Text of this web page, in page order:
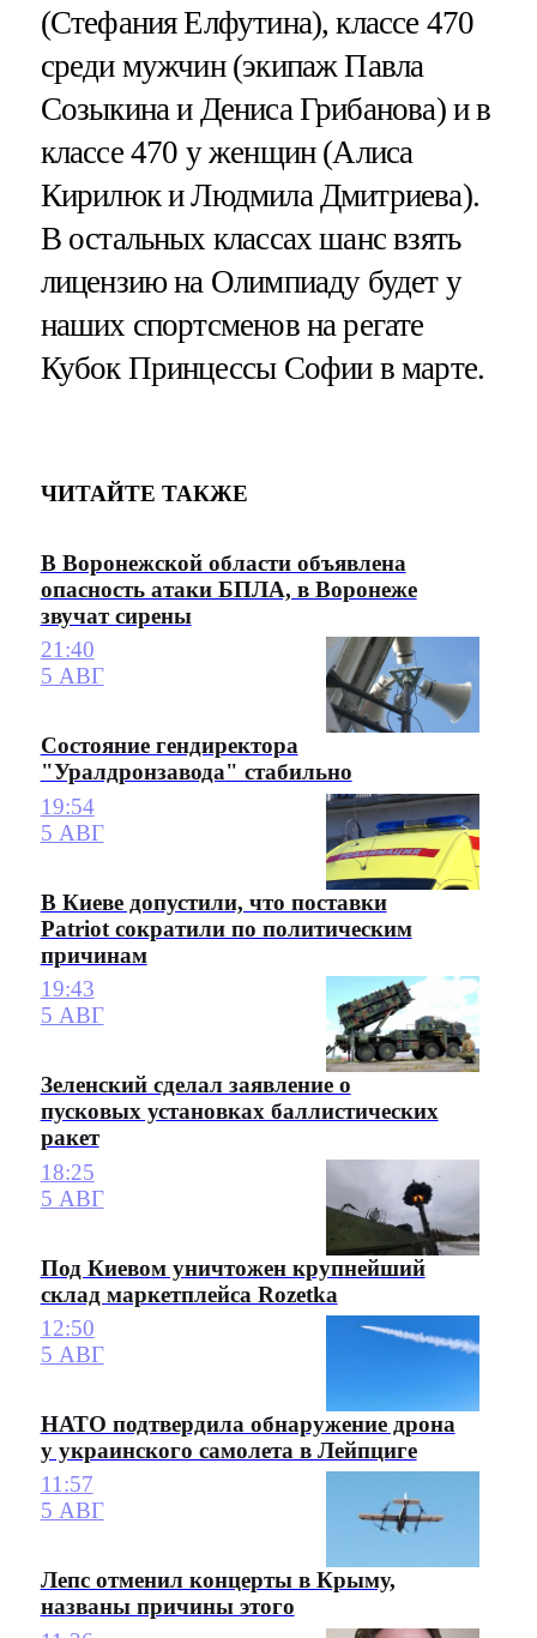
(Стефания Елфутина), классе 470
среди мужчин (экипаж Павла
Созыкина и Дениса Грибанова) и в
классе 470 у женщин (Алиса
Кирилюк и Людмила Дмитриева).
В остальных классах шанс взять
лицензию на Олимпиаду будет у
наших спортсменов на регате
Кубок Принцессы Софии в марте.
ЧИТАЙТЕ ТАКЖЕ
В Воронежской области объявлена
опасность атаки БПЛА, в Воронеже
звучат сирены
21:40
5 АВГ
Состояние гендиректора
"Уралдронзавода" стабильно
19:54
5 АВГ
В Киеве допустили, что поставки
Patriot сократили по политическим
причинам
19:43
5 АВГ
Зеленский сделал заявление о
пусковых установках баллистических
ракет
18:25
5 АВГ
Под Киевом уничтожен крупнейший
склад маркетплейса Rozetka
12:50
5 АВГ
НАТО подтвердила обнаружение дрона
у украинского самолета в Лейпциге
11:57
5 АВГ
Лепс отменил концерты в Крыму,
названы причины этого